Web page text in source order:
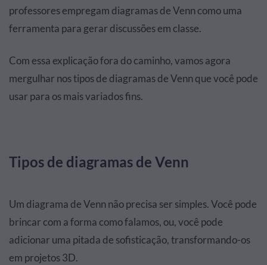
professores empregam diagramas de Venn como uma
ferramenta para gerar discussões em classe.
Com essa explicação fora do caminho, vamos agora
mergulhar nos tipos de diagramas de Venn que você pode
usar para os mais variados fins.
Tipos de diagramas de Venn
Um diagrama de Venn não precisa ser simples. Você pode
brincar com a forma como falamos, ou, você pode
adicionar uma pitada de sofisticação, transformando-os
em projetos 3D.